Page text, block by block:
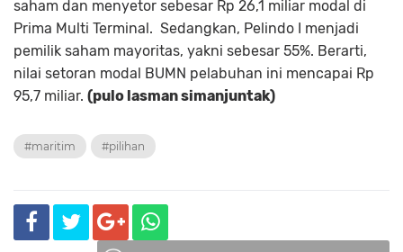
saham dan menyetor sebesar Rp 26,1 miliar modal di
Prima Multi Terminal. Sedangkan, Pelindo I menjadi
pemilik saham mayoritas, yakni sebesar 55%. Berarti,
nilai setoran modal BUMN pelabuhan ini mencapai Rp
95,7 miliar. (pulo lasman simanjuntak)
#maritim #pilihan